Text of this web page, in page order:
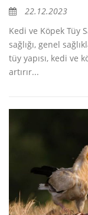
22.12.2023
Kedi ve Köpek Tüy
sağlığı, genel
tüy yapısı, kedi ve
artırır...